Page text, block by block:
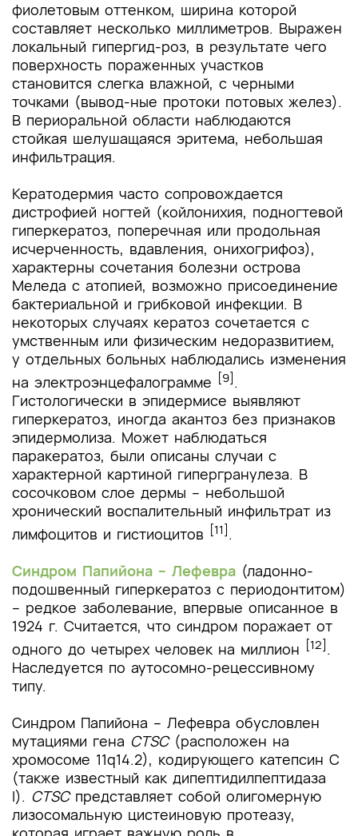
фиолетовым оттенком, ширина которой
составляет несколько миллиметров. Выражен
локальный гипергид-роз, в результате чего
поверхность пораженных участков
становится слегка влажной, с черными
точками (вывод-ные протоки потовых желез).
В периоральной области наблюдаются
стойкая шелушащаяся эритема, небольшая
инфильтрация.
Кератодермия часто сопровождается
дистрофией ногтей (койлонихия, подногтевой
гиперкератоз, поперечная или продольная
исчерченность, вдавления, онихогрифоз),
характерны сочетания болезни острова
Меледа с атопией, возможно присоединение
бактериальной и грибковой инфекции. В
некоторых случаях кератоз сочетается с
умственным или физическим недоразвитием,
у отдельных больных наблюдались изменения
на электроэнцефалограмме [9].
Гистологически в эпидермисе выявляют
гиперкератоз, иногда акантоз без признаков
эпидермолиза. Может наблюдаться
паракератоз, были описаны случаи с
характерной картиной гипергранулеза. В
сосочковом слое дермы – небольшой
хронический воспалительный инфильтрат из
лимфоцитов и гистиоцитов [11].
Синдром Папийона – Лефевра (ладонно-
подошвенный гиперкератоз с периодонтитом)
– редкое заболевание, впервые описанное в
1924 г. Считается, что синдром поражает от
одного до четырех человек на миллион [12].
Наследуется по аутосомно-рецессивному
типу.
Синдром Папийона – Лефевра обусловлен
мутациями гена CTSC (расположен на
хромосоме 11q14.2), кодирующего катепсин C
(также известный как дипептидилпептидаза
I). CTSC представляет собой олигомерную
лизосомальную цистеиновую протеазу,